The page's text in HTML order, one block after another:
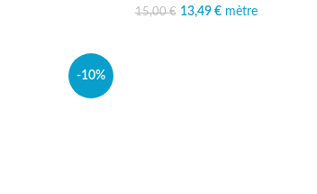
15,00€
Le prix initial était :
13,49 € Le prix actuel est :
mètre
-10%